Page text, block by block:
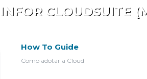
INFOR CLOUDSUITE
How To Guide
Como adotar a Cloud